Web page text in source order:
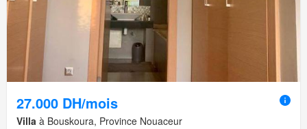
27.000 DH/mois
Villa à Bouskoura, Province Nouaceur